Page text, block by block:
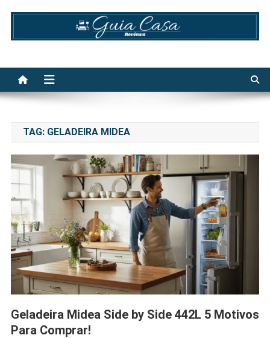
content
TAG: GELADEIRA MIDEA
Geladeira Midea Side by Side 442L 5 Motivos
Para Comprar!